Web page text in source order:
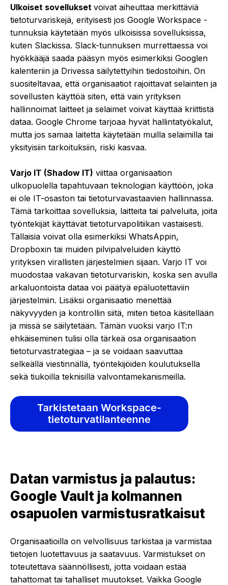
Ulkoiset sovellukset voivat aiheuttaa merkittäviä
tietoturvariskejä, erityisesti jos Google Workspace -
tunnuksia käytetään myös ulkoisissa sovelluksissa,
kuten Slackissa. Slack-tunnuksen murrettaessa voi
hyökkääjä saada pääsyn myös esimerkiksi Googlen
kalenteriin ja Drivessa säilytettyihin tiedostoihin. On
suositeltavaa, että organisaatiot rajoittavat selainten ja
sovellusten käyttöä siten, että vain yrityksen
hallinnoimat laitteet ja selaimet voivat käyttää kriittistä
dataa. Google Chrome tarjoaa hyvät hallintatyökalut,
mutta jos samaa laitetta käytetään muilla selaimilla tai
yksityisiin tarkoituksiin, riski kasvaa.
Varjo IT (Shadow IT) viittaa organisaation
ulkopuolella tapahtuvaan teknologian käyttöön, joka
ei ole IT-osaston tai tietoturvavastaavien hallinnassa.
Tämä tarkoittaa sovelluksia, laitteita tai palveluita, joita
työntekijät käyttävät tietoturvapolitiikan vastaisesti.
Tällaisia voivat olla esimerkiksi WhatsAppin,
Dropboxin tai muiden pilvipalveluiden käyttö
yrityksen virallisten järjestelmien sijaan. Varjo IT voi
muodostaa vakavan tietoturvariskin, koska sen avulla
arkaluontoista dataa voi päätyä epäluotettaviin
järjestelmiin. Lisäksi organisaatio menettää
näkyvyyden ja kontrollin siitä, miten tietoa käsitellään
ja missä se säilytetään. Tämän vuoksi varjo IT:n
ehkäiseminen tulisi olla tärkeä osa organisaation
tietoturvastrategiaa – ja se voidaan saavuttaa
selkeällä viestinnällä, työntekijöiden koulutuksella
sekä tiukoilla teknisillä valvontamekanismeilla.
Datan varmistus ja palautus:
Google Vault ja kolmannen
osapuolen varmistusratkaisut
Organisaatioilla on velvollisuus tarkistaa ja varmistaa
tietojen luotettavuus ja saatavuus. Varmistukset on
toteutettava säännöllisesti, jotta voidaan estää
tahattomat tai tahalliset muutokset. Vaikka Google